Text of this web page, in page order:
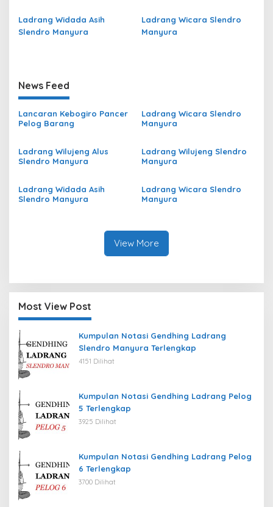
Ladrang Widada Asih
Slendro Manyura
Ladrang Wicara Slendro
Manyura
News Feed
Lancaran Kebogiro Pancer
Pelog Barang
Ladrang Wicara Slendro
Manyura
Ladrang Wilujeng Alus
Slendro Manyura
Ladrang Wilujeng Slendro
Manyura
Ladrang Widada Asih
Slendro Manyura
Ladrang Wicara Slendro
Manyura
View More
Most View Post
Kumpulan Notasi Gendhing Ladrang
Slendro Manyura Terlengkap
4151 Dilihat
Kumpulan Notasi Gendhing Ladrang Pelog
5 Terlengkap
3925 Dilihat
Kumpulan Notasi Gendhing Ladrang Pelog
6 Terlengkap
3700 Dilihat